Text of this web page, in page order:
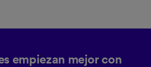
empiezan mejor con